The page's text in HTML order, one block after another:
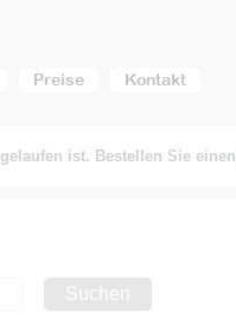
Preise Kontakt
ist. Bestellen Sie einen
Suchen